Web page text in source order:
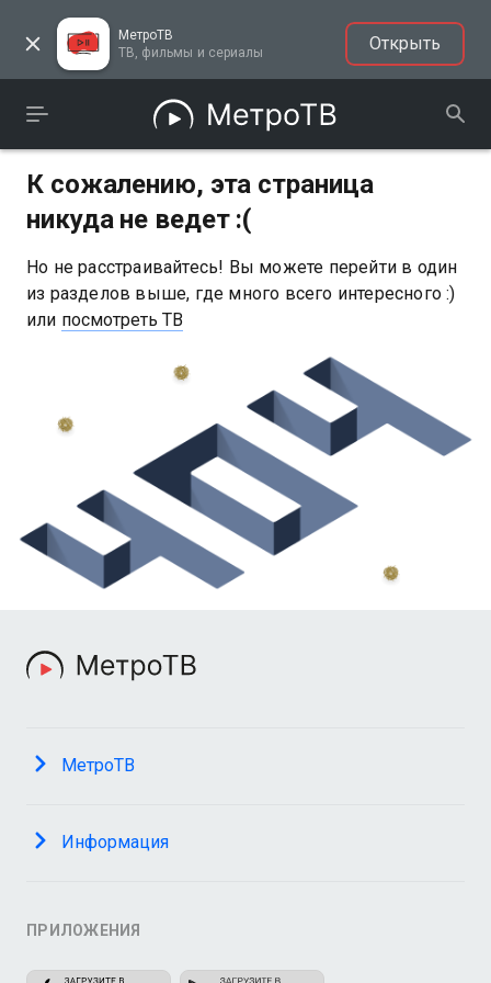
МетроТВ
ТВ, фильмы и сериалы
Открыть
К сожалению, эта страница
никуда не ведет :(
Но не расстраивайтесь! Вы можете перейти в один
из разделов выше, где много всего интересного :)
или посмотреть ТВ
МетроТВ
Информация
ПРИЛОЖЕНИЯ